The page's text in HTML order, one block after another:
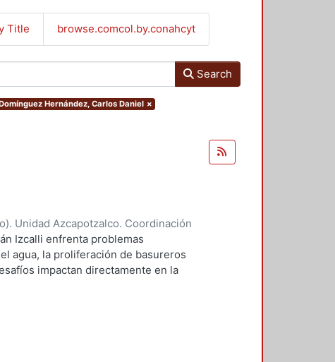
Title browse.comcol.by.conahcyt
Search
Hernández, Carlos Daniel ×
Unidad Azcapotzalco. Coordinación
Liliana;Domínguez Hernández,
Izcalli enfrenta problemas
agua, la proliferación de basureros
impactan directamente en la